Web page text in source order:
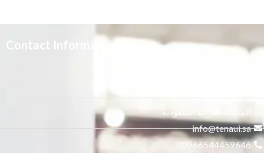
Contact Information
النور, الرياض 14271,
المملكة العربية السعودية
info@tenaui.sa
00966544459646